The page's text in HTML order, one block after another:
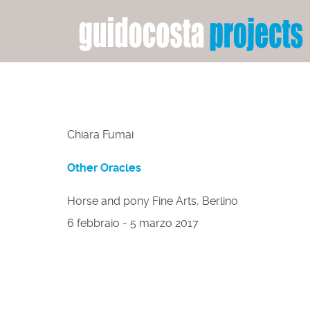
Chiara Fumai
Other Oracles
Horse and pony Fine Arts, Berlino
6 febbraio - 5 marzo 2017